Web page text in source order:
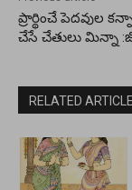
ప్రార్థించే పెదవుల
చేసే చేతులు మిన్నా
RELATED